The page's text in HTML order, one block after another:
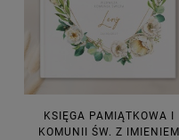
KSIĘGA PAMIĄTKOWA I
KOMUNII ŚW. Z IMIENIEM